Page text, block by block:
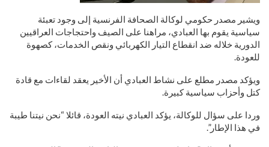
ويشير مصدر حكومي لوكالة الصحافة الفرنسية إلى وجود تعبئة
سياسية يقوم بها العبادي، مراهنا على الصيف واحتجاجات العراقيين
الدورية خلاله ضد انقطاع التيار الكهربائي ونقص الخدمات، كصهوة
للعودة.
ويؤكد مصدر مطلع على نشاط العبادي أن الأخير يعقد لقاءات مع قادة
كتل وأحزاب سياسية كبيرة.
وردا على سؤال للوكالة، يؤكد العبادي نيته العودة، قائلا “نحن نيتنا طيبة
في هذا الإطار”.